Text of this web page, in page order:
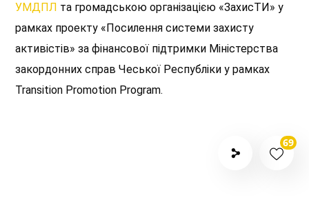
УМДПЛ та громадською організацією «ЗахисТИ» у
рамках проекту «Посилення системи захисту
активістів» за фінансової підтримки Міністерства
закордонних справ Чеської Республіки у рамках
Transition Promotion Program.
69